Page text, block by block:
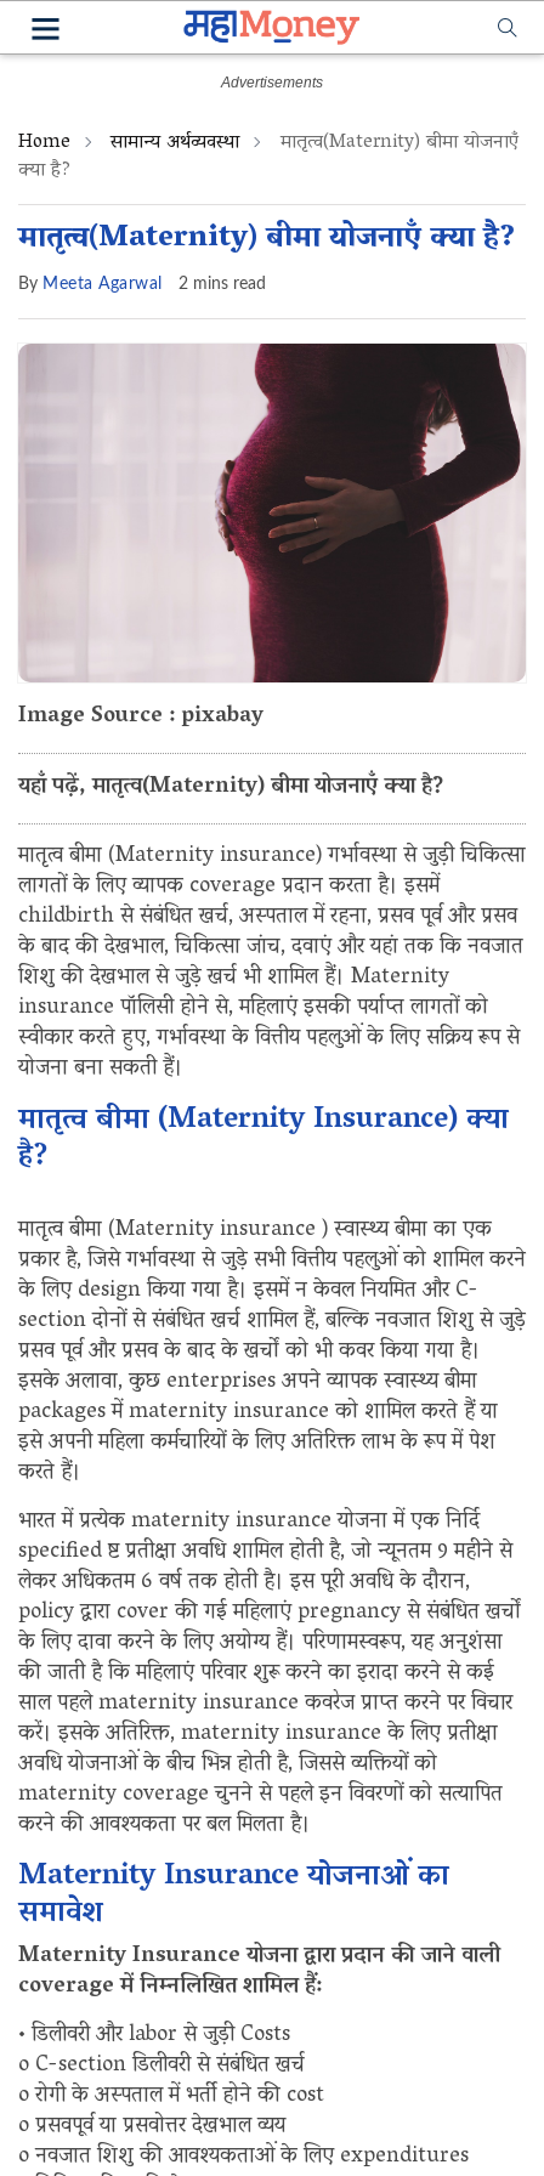
Home सामान्य अर्थव्यवस्था मातृत्व(Maternity) बीमा योजनाएँ
क्या है?
मातृत्व(Maternity) बीमा योजनाएँ क्या है?
By Meeta Agarwal 2 mins read
Image Source : pixabay
यहाँ पढ़ें, मातृत्व(Maternity) बीमा योजनाएँ क्या है?
मातृत्व बीमा (Maternity insurance) गर्भावस्था से जुड़ी चिकित्सा
लागतों के लिए व्यापक coverage प्रदान करता है। इसमें
childbirth से संबंधित खर्च, अस्पताल में रहना, प्रसव पूर्व और प्रसव
के बाद की देखभाल, चिकित्सा जांच, दवाएं और यहां तक कि नवजात
शिशु की देखभाल से जुड़े खर्च भी शामिल हैं। Maternity
insurance पॉलिसी होने से, महिलाएं इसकी पर्याप्त लागतों को
स्वीकार करते हुए, गर्भावस्था के वित्तीय पहलुओं के लिए सक्रिय रूप से
योजना बना सकती हैं।
मातृत्व बीमा (Maternity Insurance) क्या
है?
मातृत्व बीमा (Maternity insurance ) स्वास्थ्य बीमा का एक
प्रकार है, जिसे गर्भावस्था से जुड़े सभी वित्तीय पहलुओं को शामिल करने
के लिए design किया गया है। इसमें न केवल नियमित और C-
section दोनों से संबंधित खर्च शामिल हैं, बल्कि नवजात शिशु से जुड़े
प्रसव पूर्व और प्रसव के बाद के खर्चों को भी कवर किया गया है।
इसके अलावा, कुछ enterprises अपने व्यापक स्वास्थ्य बीमा
packages में maternity insurance को शामिल करते हैं या
इसे अपनी महिला कर्मचारियों के लिए अतिरिक्त लाभ के रूप में पेश
करते हैं।
भारत में प्रत्येक maternity insurance योजना में एक निर्दि
specified ष्ट प्रतीक्षा अवधि शामिल होती है, जो न्यूनतम 9 महीने से
लेकर अधिकतम 6 वर्ष तक होती है। इस पूरी अवधि के दौरान,
policy द्वारा cover की गई महिलाएं pregnancy से संबंधित खर्चों
के लिए दावा करने के लिए अयोग्य हैं। परिणामस्वरूप, यह अनुशंसा
की जाती है कि महिलाएं परिवार शुरू करने का इरादा करने से कई
साल पहले maternity insurance कवरेज प्राप्त करने पर विचार
करें। इसके अतिरिक्त, maternity insurance के लिए प्रतीक्षा
अवधि योजनाओं के बीच भिन्न होती है, जिससे व्यक्तियों को
maternity coverage चुनने से पहले इन विवरणों को सत्यापित
करने की आवश्यकता पर बल मिलता है।
Maternity Insurance योजनाओं का
समावेश
Maternity Insurance योजना द्वारा प्रदान की जाने वाली
coverage में निम्नलिखित शामिल हैं:
• डिलीवरी और labor से जुड़ी Costs
o C-section डिलीवरी से संबंधित खर्च
o रोगी के अस्पताल में भर्ती होने की cost
o प्रसवपूर्व या प्रसवोत्तर देखभाल व्यय
o नवजात शिशु की आवश्यकताओं के लिए expenditures